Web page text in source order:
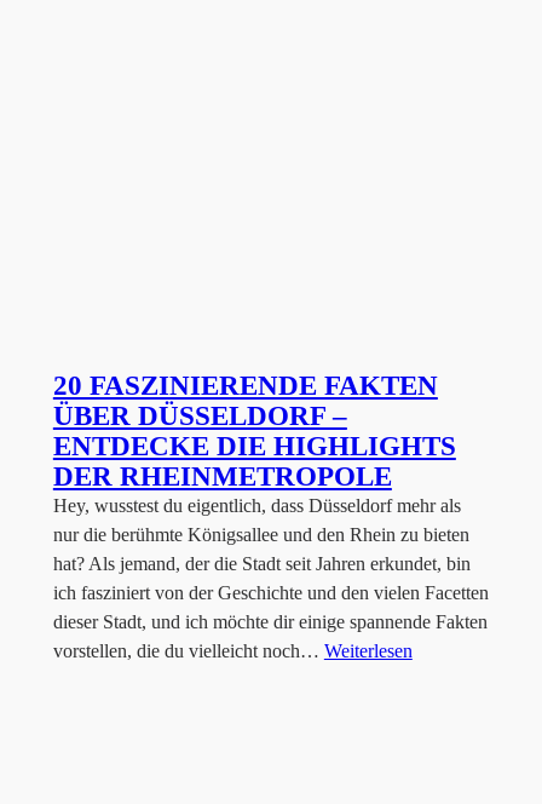
20 FASZINIERENDE FAKTEN
ÜBER DÜSSELDORF –
ENTDECKE DIE HIGHLIGHTS
DER RHEINMETROPOLE
Hey, wusstest du eigentlich, dass Düsseldorf mehr als
nur die berühmte Königsallee und den Rhein zu bieten
hat? Als jemand, der die Stadt seit Jahren erkundet, bin
ich fasziniert von der Geschichte und den vielen Facetten
dieser Stadt, und ich möchte dir einige spannende Fakten
vorstellen, die du vielleicht noch… Weiterlesen